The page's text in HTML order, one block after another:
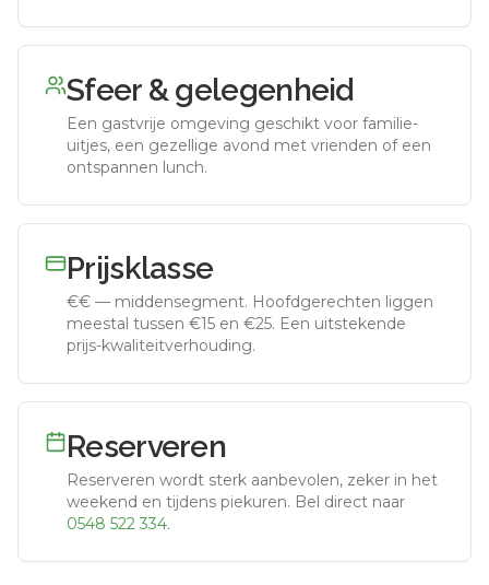
Sfeer & gelegenheid
Een gastvrije omgeving geschikt voor familie-
uitjes, een gezellige avond met vrienden of een
ontspannen lunch.
Prijsklasse
€€ — middensegment. Hoofdgerechten liggen
meestal tussen €15 en €25. Een uitstekende
prijs-kwaliteitverhouding.
Reserveren
Reserveren wordt sterk aanbevolen, zeker in het
weekend en tijdens piekuren. Bel direct naar
0548 522 334.